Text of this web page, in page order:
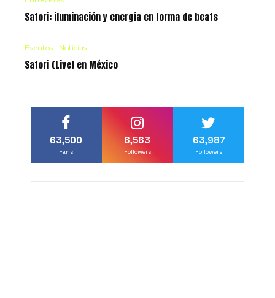
Satori: iluminación y energía en forma de beats
Eventos Noticias
Satori (Live) en México
63,500
Fans
6,563
Followers
63,987
Followers